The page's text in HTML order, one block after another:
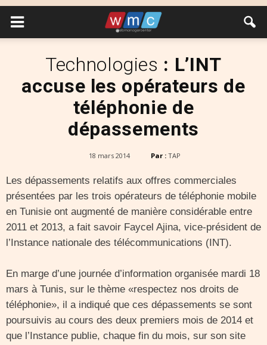
Technologies : L’INT
accuse les opérateurs de
téléphonie de
dépassements
18 mars 2014 Par : TAP
Les dépassements relatifs aux offres commerciales
présentées par les trois opérateurs de téléphonie mobile
en Tunisie ont augmenté de manière considérable entre
2011 et 2013, a fait savoir Faycel Ajina, vice-président de
l’Instance nationale des télécommunications (INT).
En marge d’une journée d’information organisée mardi 18
mars à Tunis, sur le thème «respectez nos droits de
téléphonie», il a indiqué que ces dépassements se sont
poursuivis au cours des deux premiers mois de 2014 et
que l’Instance publie, chaque fin du mois, sur son site